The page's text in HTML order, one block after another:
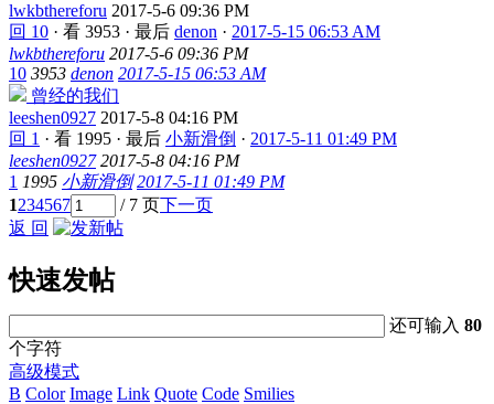
lwkbthereforu 2017-5-6 09:36 PM
回 10 · 看 3953 · 最后 denon · 2017-5-15 06:53 AM
lwkbthereforu 2017-5-6 09:36 PM
10 3953 denon 2017-5-15 06:53 AM
曾经的我们
leeshen0927 2017-5-8 04:16 PM
回 1 · 看 1995 · 最后 小新滑倒 · 2017-5-11 01:49 PM
leeshen0927 2017-5-8 04:16 PM
1 1995 小新滑倒 2017-5-11 01:49 PM
1234567 / 7 页下一页
返 回
快速发帖
还可输入80
个字符
高级模式
B Color Image Link Quote Code Smilies